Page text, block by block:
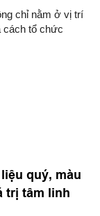
chỉ nằm ở vị trí
cách tổ chức
quý, màu
trị tâm linh